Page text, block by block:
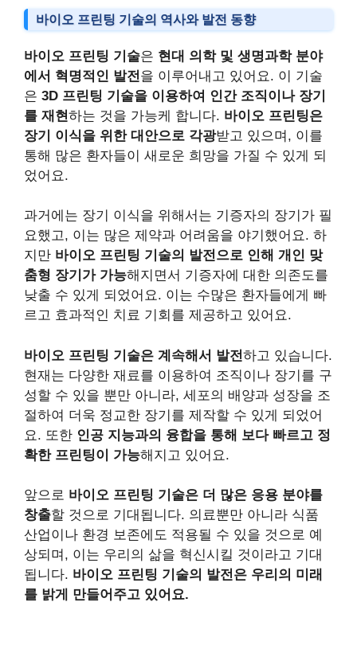
바이오 프린팅 기술의 역사와 발전 동향
바이오 프린팅 기술은 현대 의학 및 생명과학 분야
에서 혁명적인 발전 을 이루어내고 있어요. 이 기술
은 3D 프린팅 기술을 이용하여 인간 조직이나 장기
를 재현 하는 것을 가능케 합니다. 바이오 프린팅은
장기 이식을 위한 대안으로 각광받고 있으며, 이를
통해 많은 환자들이 새로운 희망을 가질 수 있게 되
었어요.
과거에는 장기 이식을 위해서는 기증자의 장기가 필
요했고, 이는 많은 제약과 어려움을 야기했어요. 하
지만 바이오 프린팅 기술의 발전으로 인해 개인 맞
춤형 장기가 가능해지면서 기증자에 대한 의존도를
낮출 수 있게 되었어요. 이는 수많은 환자들에게 빠
르고 효과적인 치료 기회를 제공하고 있어요.
바이오 프린팅 기술은 계속해서 발전하고 있습니다.
현재는 다양한 재료를 이용하여 조직이나 장기를 구
성할 수 있을 뿐만 아니라, 세포의 배양과 성장을 조
절하여 더욱 정교한 장기를 제작할 수 있게 되었어
요. 또한 인공 지능과의 융합을 통해 보다 빠르고 정
확한 프린팅이 가능해지고 있어요.
앞으로 바이오 프린팅 기술은 더 많은 응용 분야를
창출할 것으로 기대됩니다. 의료뿐만 아니라 식품
산업이나 환경 보존에도 적용될 수 있을 것으로 예
상되며, 이는 우리의 삶을 혁신시킬 것이라고 기대
됩니다. 바이오 프린팅 기술의 발전은 우리의 미래
를 밝게 만들어주고 있어요.